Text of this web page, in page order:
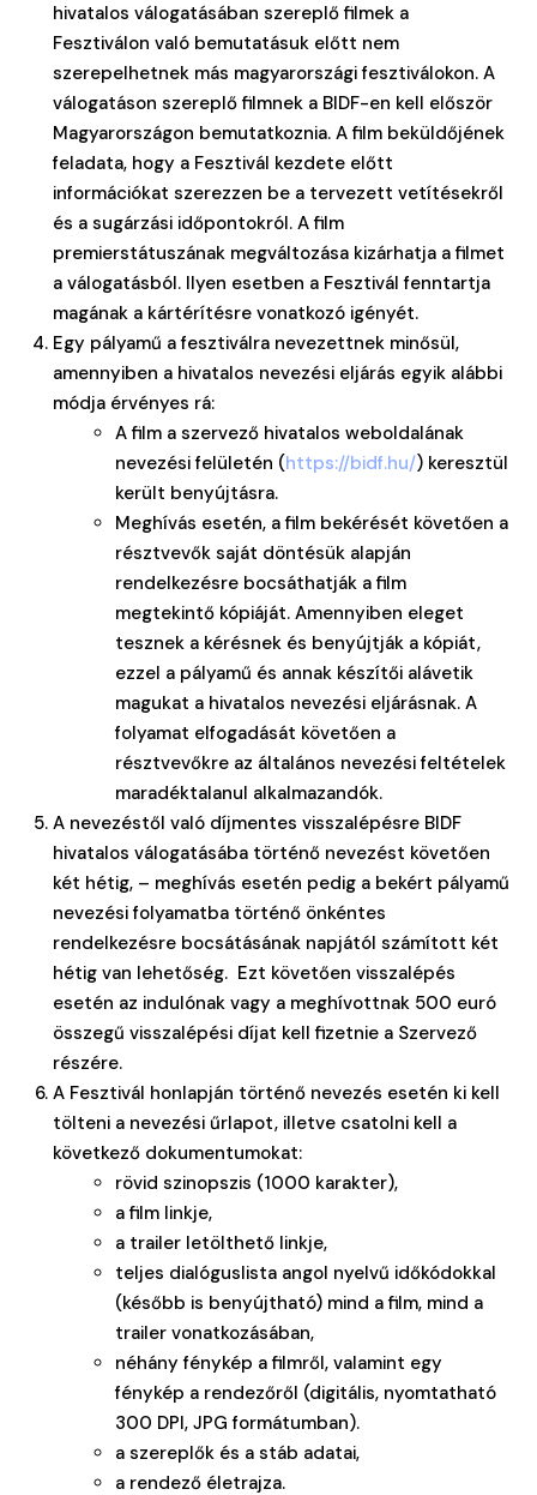
hivatalos válogatásában szereplő filmek a
Fesztiválon való bemutatásuk előtt nem
szerepelhetnek más magyarországi fesztiválokon. A
válogatáson szereplő filmnek a BIDF-en kell először
Magyarországon bemutatkoznia. A film beküldőjének
feladata, hogy a Fesztivál kezdete előtt
információkat szerezzen be a tervezett vetítésekről
és a sugárzási időpontokról. A film
premierstátuszának megváltozása kizárhatja a filmet
a válogatásból. Ilyen esetben a Fesztivál fenntartja
magának a kártérítésre vonatkozó igényét.
Egy pályamű a fesztiválra nevezettnek minősül,
amennyiben a hivatalos nevezési eljárás egyik alábbi
módja érvényes rá:
A film a szervező hivatalos weboldalának
nevezési felületén (https://bidf.hu/) keresztül
került benyújtásra.
Meghívás esetén, a film bekérését követően a
résztvevők saját döntésük alapján
rendelkezésre bocsáthatják a film
megtekintő kópiáját. Amennyiben eleget
tesznek a kérésnek és benyújtják a kópiát,
ezzel a pályamű és annak készítői alávetik
magukat a hivatalos nevezési eljárásnak. A
folyamat elfogadását követően a
résztvevőkre az általános nevezési feltételek
maradéktalanul alkalmazandók.
A nevezéstől való díjmentes visszalépésre BIDF
hivatalos válogatásába történő nevezést követően
két hétig, – meghívás esetén pedig a bekért pályamű
nevezési folyamatba történő önkéntes
rendelkezésre bocsátásának napjától számított két
hétig van lehetőség. Ezt követően visszalépés
esetén az indulónak vagy a meghívottnak 500 euró
összegű visszalépési díjat kell fizetnie a Szervező
részére.
A Fesztivál honlapján történő nevezés esetén ki kell
tölteni a nevezési űrlapot, illetve csatolni kell a
következő dokumentumokat:
rövid szinopszis (1000 karakter),
a film linkje,
a trailer letölthető linkje,
teljes dialóguslista angol nyelvű időkódokkal
(később is benyújtható) mind a film, mind a
trailer vonatkozásában,
néhány fénykép a filmről, valamint egy
fénykép a rendezőről (digitális, nyomtatható
300 DPI, JPG formátumban).
a szereplők és a stáb adatai,
a rendező életrajza.